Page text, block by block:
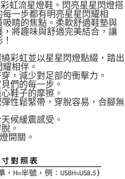
供予台灣大哥大進項蒐集、處理及利用，
需資料之確認、核對及更正。
連結：https://oppay.tw/userRule
虹流星燈鞋。閃亮星星閃燈搭
一步都有明亮星星閃耀相
睛的焦點。柔軟舒適鞋墊與
將趣味與舒適完美結合，讓
彩虹並以星星閃燈點綴，踏出
相伴。
，減少對足部的衝擊力。
們的每一步。
鞋子的摩擦。
性鬆緊帶，穿脫容易，合腳無
候緩震感受。
。
開關。